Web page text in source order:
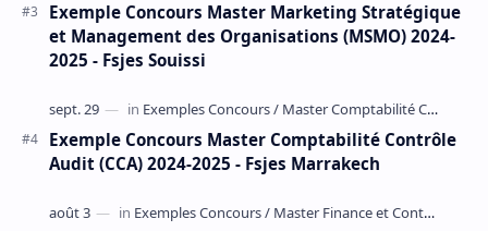
Exemple Concours Master Marketing Stratégique
et Management des Organisations (MSMO) 2024-
2025 - Fsjes Souissi
Exemple Concours Master Comptabilité Contrôle
Audit (CCA) 2024-2025 - Fsjes Marrakech